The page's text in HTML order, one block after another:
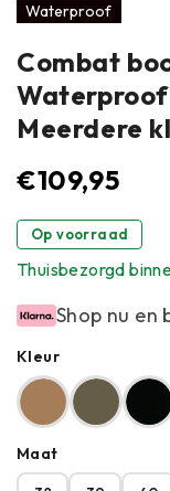
Waterproof
Combat
Waterproof
Meerdere
€109,95
Op voorraad
Thuisbezorgd
Shop nu
Kleur
Maat